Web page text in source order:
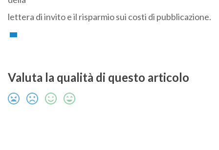
lettera di invito e il risparmio sui costi di pubblicazione.
Valuta la qualità di questo articolo